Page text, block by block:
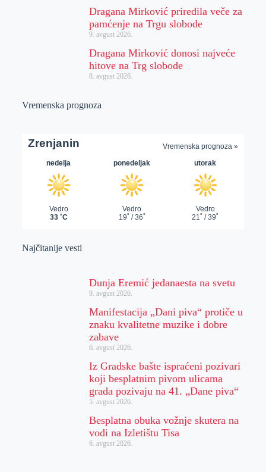
Dragana Mirković priredila veče za
pamćenje na Trgu slobode
9. avgust 2026.
Dragana Mirković donosi najveće
hitove na Trg slobode
8. avgust 2026.
Vremenska prognoza
Najčitanije vesti
Dunja Eremić jedanaesta na svetu
9. avgust 2026.
Manifestacija „Dani piva“ protiče u
znaku kvalitetne muzike i dobre
zabave
6. avgust 2026.
Iz Gradske bašte ispraćeni pozivari
koji besplatnim pivom ulicama
grada pozivaju na 41. „Dane piva“
5. avgust 2026.
Besplatna obuka vožnje skutera na
vodi na Izletištu Tisa
6. avgust 2026.